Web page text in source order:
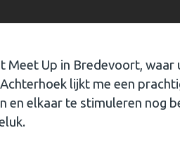
Meet Up in Bredevoort,
lijkt me een
en elkaar te stimuleren nog